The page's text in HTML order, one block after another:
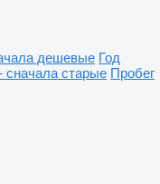
дешевые Год
сначала старые Пробег